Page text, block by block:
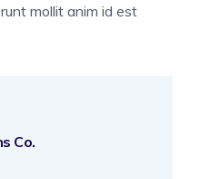
mollit anim id est
Co.